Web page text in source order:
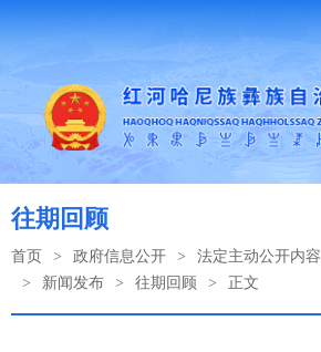
往期回顾
首页 > 政府信息公开 > 法定主动公开内容
>
新闻发布 > 往期回顾 > 正文